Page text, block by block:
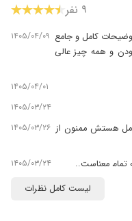
۹ نفر
کامل و جامع
بودن و همه چیز عالی
۱۴۰۵/۰۴/۰۹
۱۴۰۵/۰۴/۰۱
۱۴۰۵/۰۳/۲۴
هستش ممنون از ۱۴۰۵/۰۳/۲۶
معناست.. ۱۴۰۵/۰۳/۲۴
دقیق و جدی و دوست
۱۴۰۵/۰۳/۲۴
لیست کامل نظرات